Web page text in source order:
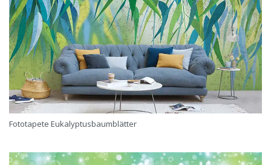
Fototapete Eukalyptusbaumblätter